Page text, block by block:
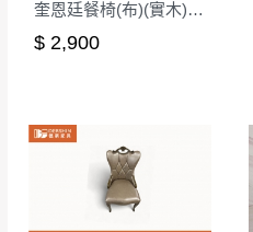
奎恩廷餐椅(布)(實木)(MI-899)
$ 2,900